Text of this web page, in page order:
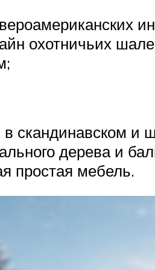
охотничьих
скандинавском и
дерева и
простая мебель.